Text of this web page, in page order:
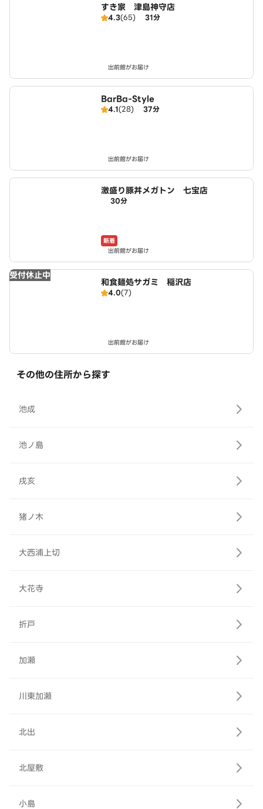
すき家 津島神守店
4.3(65) 31分
出前館がお届け
BarBa-Style
4.1(28) 37分
出前館がお届け
激盛り豚丼メガトン 七宝店
30分
新着
出前館がお届け
受付休止中
和食麺処サガミ 稲沢店
4.0(7)
出前館がお届け
その他の住所から探す
池成
池ノ島
戌亥
猪ノ木
大西浦上切
大花寺
折戸
加瀬
川東加瀬
北出
北屋敷
小島